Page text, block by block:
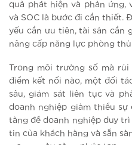
quả phát hiện và phản ứng,
và SOC là bước đi cần thiết.
yếu cần ưu tiên, tài sản cần
nâng cấp năng lực phòng
Trong môi trường số mà
điểm kết nối nào, một đối
sâu, giám sát liên tục và
doanh nghiệp giảm thiểu sự
tảng để doanh nghiệp duy trì
tin của khách hàng và sẵn